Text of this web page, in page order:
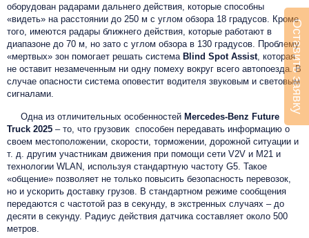
оборудован радарами дальнего действия, которые способны
«видеть» на расстоянии до 250 м с углом обзора 18 градусов. Кроме
того, имеются радары ближнего действия, которые работают в
диапазоне до 70 м, но зато с углом обзора в 130 градусов. Проблему
«мертвых» зон помогает решать система Blind Spot Assist , которая
не оставит незамеченным ни одну помеху вокруг всего автопоезда. В
случае опасности система оповестит водителя звуковым и световым
сигналами.
Одна из отличительных особенностей Mercedes-Benz Future
Truck 2025 – то, что грузовик способен передавать информацию о
своем местоположении, скорости, торможении, дорожной ситуации и
т. д. другим участникам движения при помощи сети V2V и М21 и
технологии WLAN, используя стандартную частоту G5. Такое
«общение» позволяет не только повысить безопасность перевозок,
но и ускорить доставку грузов. В стандартном режиме сообщения
передаются с частотой раз в секунду, в экстренных случаях – до
десяти в секунду. Радиус действия датчика составляет около 500
метров.
Оставить заявку